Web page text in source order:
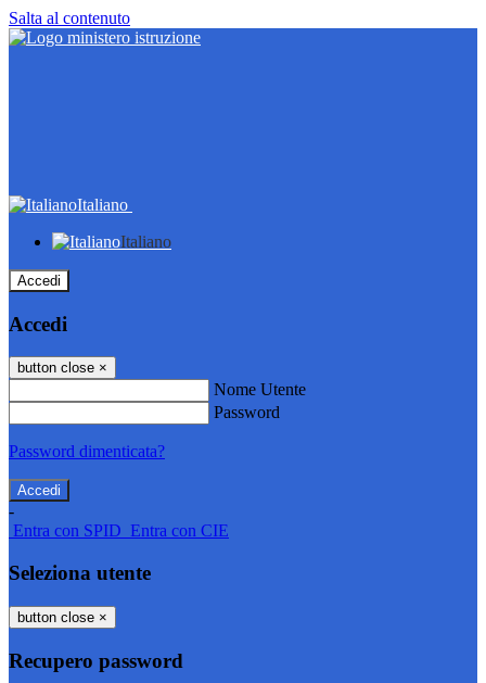
Salta al contenuto
Italiano
Italiano
Accedi
Accedi
button close ×
Nome Utente
Password
Password dimenticata?
-
Entra con SPID Entra con CIE
Seleziona utente
button close ×
Recupero password